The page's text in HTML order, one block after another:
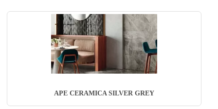
APE CERAMICA SILVER GREY